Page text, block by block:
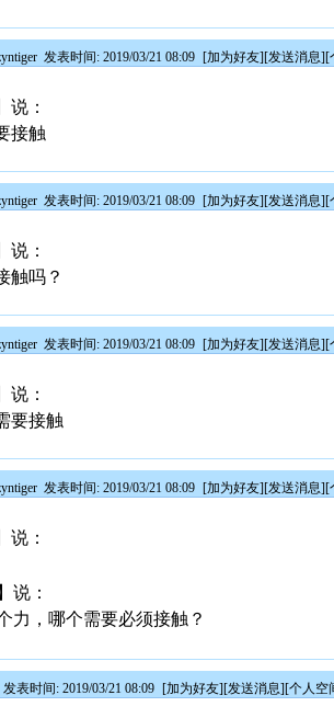
发表时间: 2019/03/21 08:09 [加为好友][发送消息][
说：
接触
发表时间: 2019/03/21 08:09 [加为好友][发送消息][
说：
触吗？
发表时间: 2019/03/21 08:09 [加为好友][发送消息][
说：
要接触
发表时间: 2019/03/21 08:09 [加为好友][发送消息][
说：
说：
力，哪个需要必须接触？
发表时间: 2019/03/21 08:09 [加为好友][发送消息][个人空